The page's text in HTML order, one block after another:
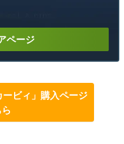
ページ
ービィ」購入ページ